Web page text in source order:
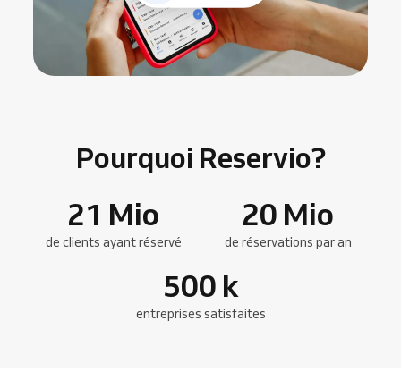
Pourquoi Reservio?
21 Mio
de clients ayant réservé
20 Mio
de réservations par an
500 k
entreprises satisfaites